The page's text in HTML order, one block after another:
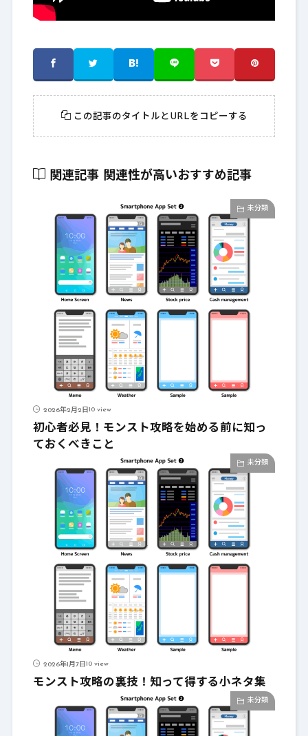
この記事のタイトルとURLをコピーする
関連記事 関連性が高いおすすめ記事
未分類
2026年2月2日10 view
初心者必見！モンスト攻略を始める前に知っ
ておくべきこと
未分類
2026年1月7日10 view
モンスト攻略の裏技！知って得する小ネタ集
未分類